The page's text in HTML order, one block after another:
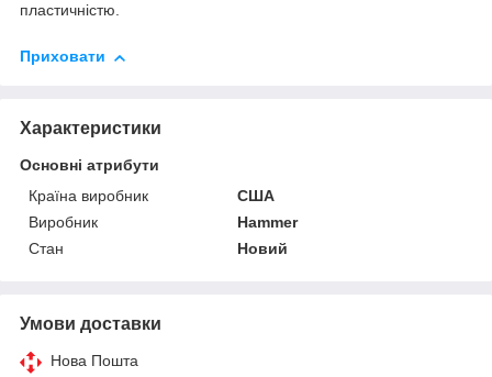
пластичністю.
Приховати
Характеристики
Основні атрибути
Країна виробник
США
Виробник
Hammer
Стан
Новий
Умови доставки
Нова Пошта